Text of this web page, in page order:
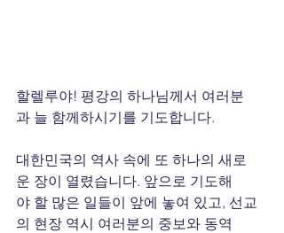
할렐루야! 평강의 하나님께서 여러분
과 늘 함께하시기를 기도합니다.
대한민국의 역사 속에 또 하나의 새로
운 장이 열렸습니다. 앞으로 기도해
야 할 많은 일들이 앞에 놓여 있고, 선교
의 현장 역시 여러분의 중보와 동역